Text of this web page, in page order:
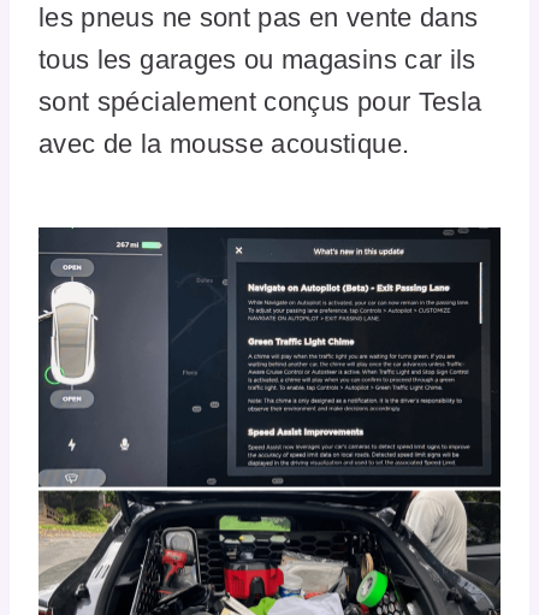
les pneus ne sont pas en vente dans
tous les garages ou magasins car ils
sont spécialement conçus pour Tesla
avec de la mousse acoustique.